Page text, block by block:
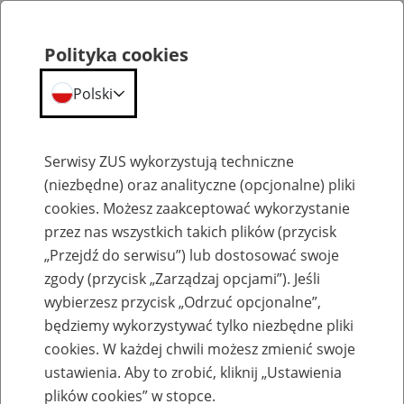
Emerytury
Baza zlikwidowanych lub
przekształconych zakładów pracy
Polityka cookies
Polski
Serwisy ZUS wykorzystują techniczne
(niezbędne) oraz analityczne (opcjonalne) pliki
cookies. Możesz zaakceptować wykorzystanie
przez nas wszystkich takich plików (przycisk
„Przejdź do serwisu”) lub dostosować swoje
zgody (przycisk „Zarządzaj opcjami”). Jeśli
wybierzesz przycisk „Odrzuć opcjonalne”,
będziemy wykorzystywać tylko niezbędne pliki
cookies. W każdej chwili możesz zmienić swoje
ustawienia. Aby to zrobić, kliknij „Ustawienia
plików cookies” w stopce.